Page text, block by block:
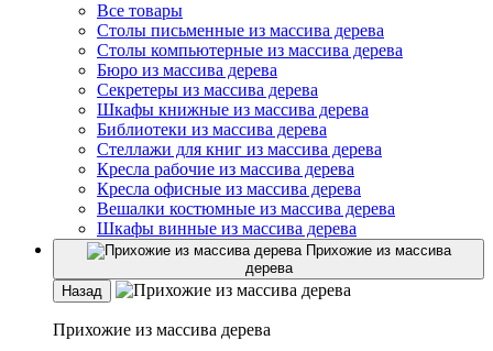
Все товары
Столы письменные из массива дерева
Столы компьютерные из массива дерева
Бюро из массива дерева
Секретеры из массива дерева
Шкафы книжные из массива дерева
Библиотеки из массива дерева
Стеллажи для книг из массива дерева
Кресла рабочие из массива дерева
Кресла офисные из массива дерева
Вешалки костюмные из массива дерева
Шкафы винные из массива дерева
Прихожие из массива
дерева
Назад
Прихожие из массива дерева